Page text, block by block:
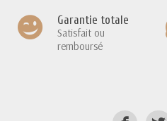
Garantie totale
Satisfait ou
remboursé